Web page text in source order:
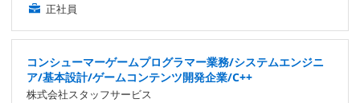
正社員
コンシューマーゲームプログラマー業務/システムエンジニ
ア/基本設計/ゲームコンテンツ開発企業/C++
株式会社スタッフサービス